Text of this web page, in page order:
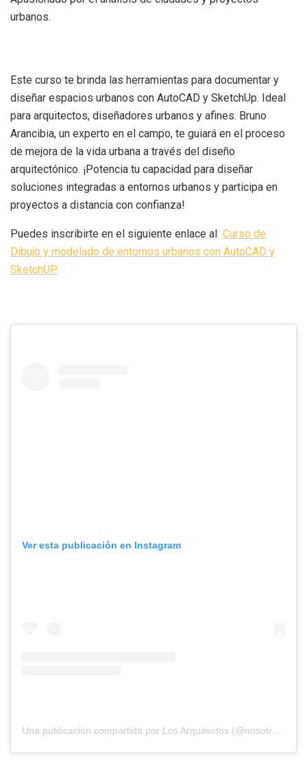
urbanos.
Este curso te brinda las herramientas para documentar y
diseñar espacios urbanos con AutoCAD y SketchUp. Ideal
para arquitectos, diseñadores urbanos y afines. Bruno
Arancibia, un experto en el campo, te guiará en el proceso
de mejora de la vida urbana a través del diseño
arquitectónico. ¡Potencia tu capacidad para diseñar
soluciones integradas a entornos urbanos y participa en
proyectos a distancia con confianza!
Puedes inscribirte en el siguiente enlace al Curso de
Dibujo y modelado de entornos urbanos con AutoCAD y
SketchUP
Ver esta publicación en Instagram
Una publicación compartida por Los Arquitectos (@nosotros_los_arquitectos)